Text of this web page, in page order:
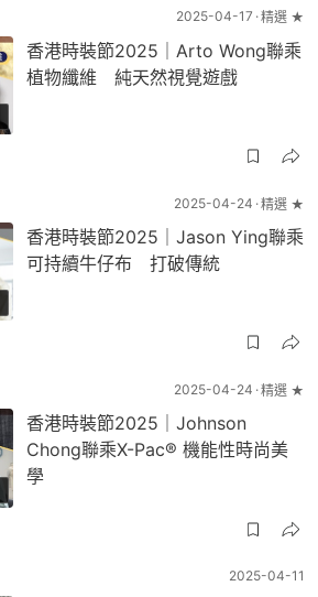
2025-04-17 精選 ★
香港時裝節2025｜Arto Wong聯乘
植物纖維 純天然視覺遊戲
2025-04-24 精選 ★
香港時裝節2025｜Jason Ying聯乘
可持續牛仔布 打破傳統
2025-04-24 精選 ★
香港時裝節2025｜Johnson
Chong聯乘X-Pac® 機能性時尚美
學
2025-04-11